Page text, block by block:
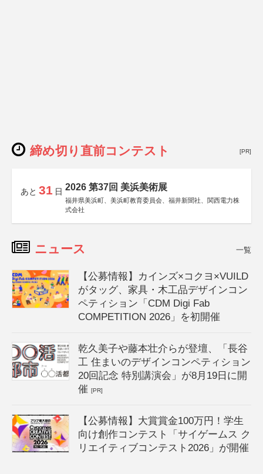
締め切り直前コンテスト [PR]
あと 31 日 2026 第37回 美浜美術展
福井県美浜町、美浜町教育委員会、福井新聞社、関西電力株
式会社
ニュース 一覧
【公募情報】カインズ×コクヨ×VUILD
がタッグ、家具・木工品デザインコン
ペティション「CDM Digi Fab
COMPETITION 2026」を初開催
乾久美子や藤本壮介らが登壇、「長谷
工 住まいのデザインコンペティション
20回記念 特別講演会」が8月19日に開
催[PR]
【公募情報】大賞賞金100万円！学生
向け創作コンテスト「サイゲームス ク
リエイティブコンテスト2026」が開催